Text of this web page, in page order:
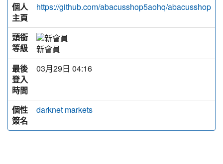
個人
主頁
https://github.com/abacusshop5aohq/abacusshop
頭銜
等級
新會員
最後
登入
時間
03月29日 04:16
個性
簽名
darknet markets